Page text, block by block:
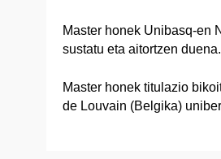
Master honek Unibasq-en
sustatu eta aitortzen duena.
Master honek titulazio
de Louvain (Belgika)